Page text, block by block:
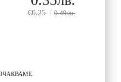
€0.25 0.49лв.